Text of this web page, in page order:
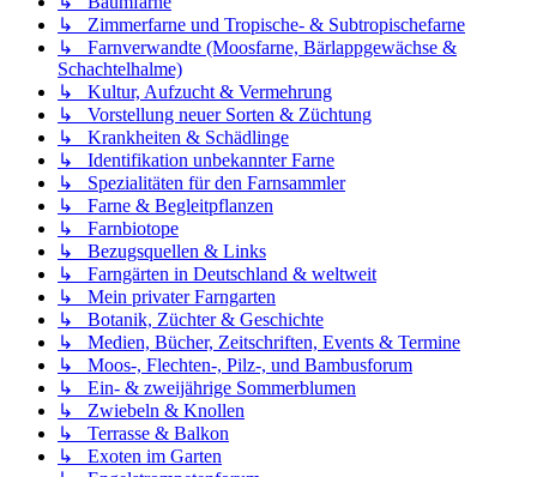
↳ Zimmerfarne und Tropische- & Subtropischefarne
↳ Farnverwandte (Moosfarne, Bärlappgewächse &
Schachtelhalme)
↳ Kultur, Aufzucht & Vermehrung
↳ Vorstellung neuer Sorten & Züchtung
↳ Krankheiten & Schädlinge
↳ Identifikation unbekannter Farne
↳ Spezialitäten für den Farnsammler
↳ Farne & Begleitpflanzen
↳ Farnbiotope
↳ Bezugsquellen & Links
↳ Farngärten in Deutschland & weltweit
↳ Mein privater Farngarten
↳ Botanik, Züchter & Geschichte
↳ Medien, Bücher, Zeitschriften, Events & Termine
↳ Moos-, Flechten-, Pilz-, und Bambusforum
↳ Ein- & zweijährige Sommerblumen
↳ Zwiebeln & Knollen
↳ Terrasse & Balkon
↳ Exoten im Garten